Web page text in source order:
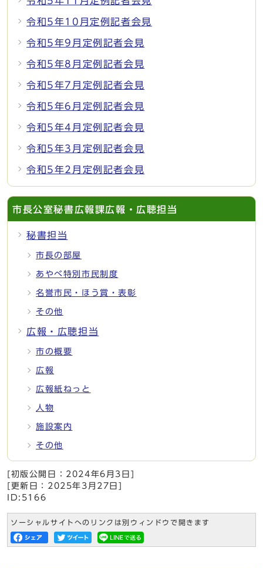
令和5年10月定例記者会見
令和5年9月定例記者会見
令和5年8月定例記者会見
令和5年7月定例記者会見
令和5年6月定例記者会見
令和5年4月定例記者会見
令和5年3月定例記者会見
令和5年2月定例記者会見
市長公室秘書広報課広報・広聴担当
秘書担当
市長の部屋
あやべ特別市民制度
名誉市民・ほう賞・表彰
その他
広報・広聴担当
市の概要
広報
広報紙ねっと
人物
施設案内
その他
[初版公開日： 2024年6月3日
[更新日： 2025年3月27日
ID:5166
ソーシャルサイトへのリンクは別ウィンドウで開きます